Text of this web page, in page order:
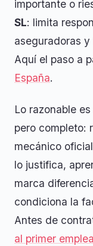
importante o
SL: limita
aseguradoras
Aquí el paso a
España.
Lo razonable
pero completo:
mecánico
lo justifica,
marca
condiciona la
Antes de
al primer